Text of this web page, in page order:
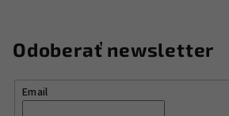
i
i
e
Odoberať newsletter
Email